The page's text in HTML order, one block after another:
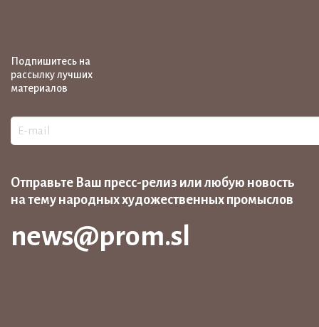
Подпишитесь на
рассылку лучших
материалов
Отправьте Ваш пресс-релиз или любую новость
на тему народных художественных промыслов
news@prom.sl